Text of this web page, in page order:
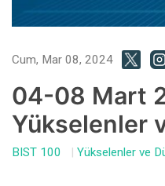
Cum, Mar 08, 2024
04-08 Mart
Yükselenler
BIST 100 | Yükselenler ve